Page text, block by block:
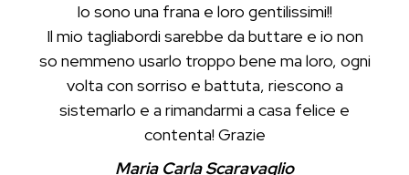
Io sono una frana e loro gentilissimi!!
Il mio tagliabordi sarebbe da buttare e io non
so nemmeno usarlo troppo bene ma loro, ogni
volta con sorriso e battuta, riescono a
sistemarlo e a rimandarmi a casa felice e
contenta! Grazie
Maria Carla Scaravaglio